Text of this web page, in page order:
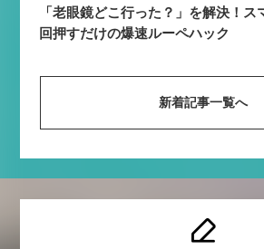
「老眼鏡どこ行った？」を解決！ス
回押すだけの爆速ルーペハック
新着記事一覧へ